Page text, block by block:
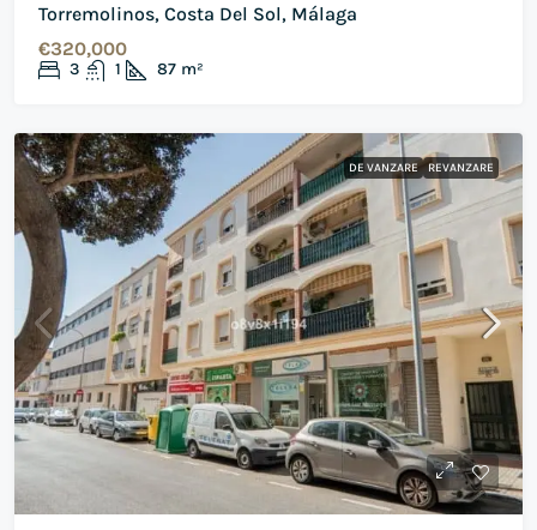
Torremolinos, Costa Del Sol, Málaga
€320,000
3 1 87 m²
DE VANZARE REVANZARE